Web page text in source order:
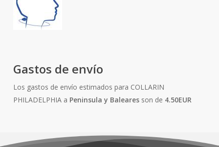
Gastos de envío
Los gastos de envío estimados para COLLARIN
PHILADELPHIA a Peninsula y Balearesson de 4.50EUR